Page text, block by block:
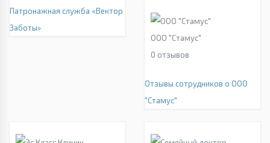
Патронажная служба «Вектор
Заботы»
ООО "Стамус"
0 отзывов
Отзывы сотрудников о ООО
"Стамус"